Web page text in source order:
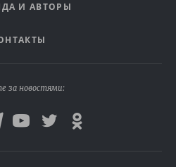
И АВТОРЫ
за новостями: